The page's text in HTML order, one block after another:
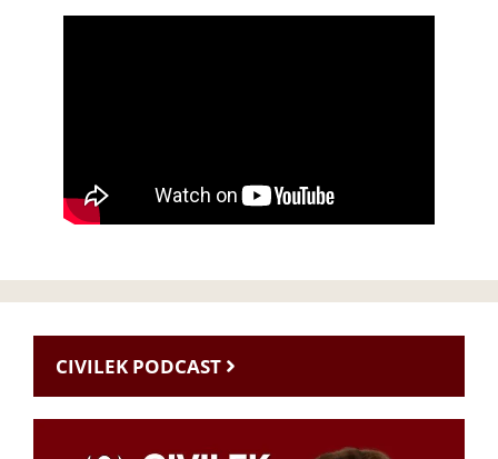
CIVILEK PODCAST